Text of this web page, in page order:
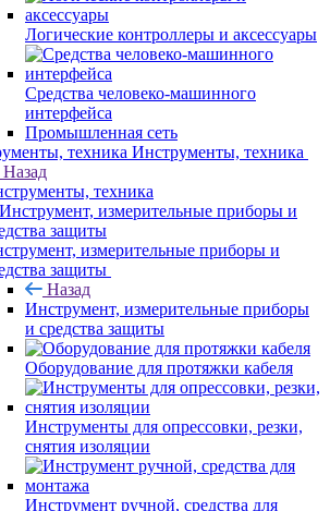
Логические контроллеры и аксессуары
Средства человеко-машинного
интерфейса
Промышленная сеть
Инструменты, техника
Назад
техника
измерительные приборы и
защиты
Назад
Инструмент, измерительные приборы
и средства защиты
Оборудование для протяжки кабеля
Инструменты для опрессовки, резки,
снятия изоляции
Инструмент ручной, средства для